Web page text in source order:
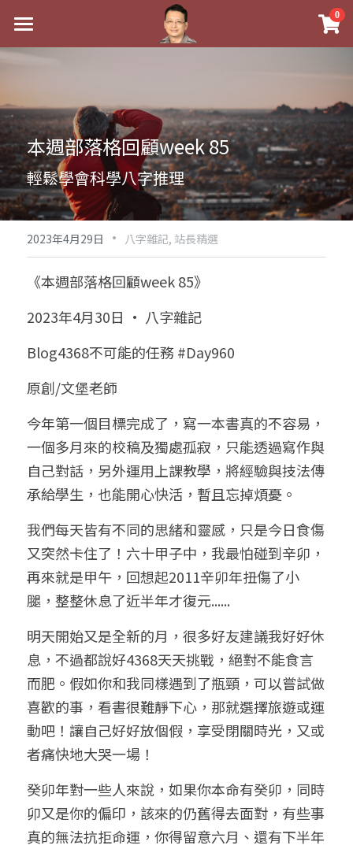
0
最新消息
實體經營
祖傳命理
手工印鑑
課程介紹
五行八字學
後天派陽宅
Blog
黃金會員專區
八字雜記
心靈成長
人氣最高
站長精選
臉書生活
好書推廌
試閱專區
Podcast聽書
團隊訓練營
八字視頻
陽宅視頻
線上直播
自我挑戰
線上學苑
八字初階班1
八字初階班2
八字進階班
八字中階班
八字高階班
五人實戰班
五行計算初階班
五行計算高階班
團隊訓練營
命理商城
八字完整班
《十神高階實戰錄》完整典藏版
科學八字推理PDF
八字批命
小兒命名
我的著作
科學八字推理1
科學八字推理2
科學八字推理3
科學八字輕鬆學
輕鬆學會科學八字推理
與我預約
批命預約
上課預約
常見問題
FB粉絲頁
登錄/註冊
搜索
繁體中文
繁體中文
0938617837
support@p8zicourse.com
五行八字線上班
本週部落格回顧week 85
輕鬆學會科學八字推理
2023年4月29日 · 八字雜記, 站長精選
《本週部落格回顧week 85》
2023年4月30日 · 八字雜記
Blog4368不可能的任務 #Day960
原創/文堡老師
今年第一個目標完成了，寫一本書真的不容易，
一個多月來的校稿及獨處孤寂，只能透過寫作與
自己對話，另外運用上課教學，將經驗與技法傳
承給學生，也能開心快活，暫且忘掉煩憂。
我們每天皆有不同的思緒和靈感，只是今日食傷
又突然卡住了！六十甲子中，我最怕碰到辛卯，
再來就是甲午，回想起2011辛卯年扭傷了小
腿，整整休息了近半年才復元......
明天開始又是全新的月，很多好友建議我好好休
息，不過都說好4368天天挑戰，絕對不能食言
而肥。假如你和我同樣遇到了瓶頸，可以嘗試做
喜歡的事，看書很難靜下心，那就選擇旅遊或運
動吧！讓自己好好放個假，享受閉關時光，又或
者痛快地大哭一場！
癸卯年對一些人來說，如果你本命有癸卯，同時
卯又是你的偏印，該來的仍舊得去面對，有些事
真的無法抗拒命運，你得留意六月、還有下半年
×
商品分類
科學八字推理PDF
《十神高階實戰錄》完整典藏版
1美元超值PDF